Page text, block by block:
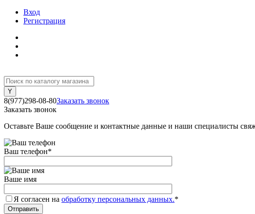
Вход
Регистрация
8(977)298-08-80Заказать звонок
Заказать звонок
Оставьте Ваше сообщение и контактные данные и наши специалисты
Ваш телефон*
Ваше имя
Я согласен на обработку персональных данных.*